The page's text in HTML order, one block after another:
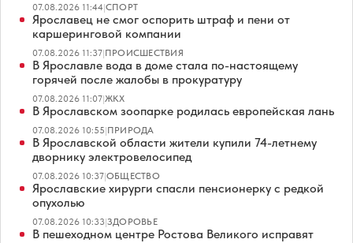
07.08.2026 11:44|СПОРТ
Ярославец не смог оспорить штраф и пени от
каршеринговой компании
07.08.2026 11:37|ПРОИСШЕСТВИЯ
В Ярославле вода в доме стала по-настоящему
горячей после жалобы в прокуратуру
07.08.2026 11:07|ЖКХ
В Ярославском зоопарке родилась европейская лань
07.08.2026 10:55|ПРИРОДА
В Ярославской области жители купили 74-летнему
дворнику электровелосипед
07.08.2026 10:37|ОБЩЕСТВО
Ярославские хирурги спасли пенсионерку с редкой
опухолью
07.08.2026 10:33|ЗДОРОВЬЕ
В пешеходном центре Ростова Великого исправят